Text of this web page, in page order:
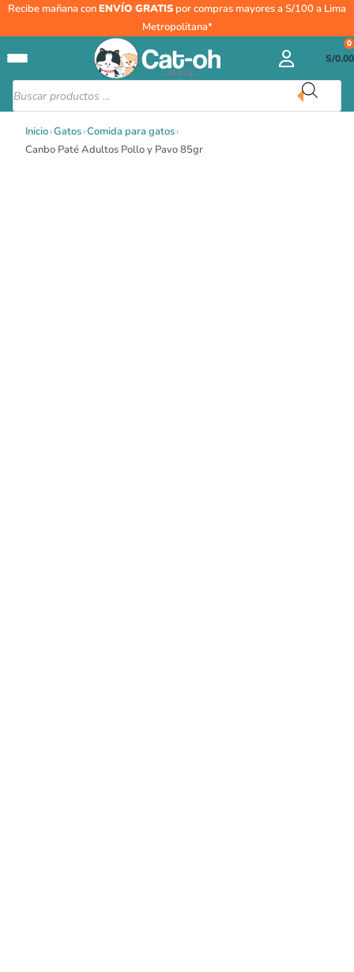
Recibe mañana conENVÍO GRATIS por compras mayores a S/100 a Lima
Metropolitana*
Búsqueda
de
productos
S/0.00
0
Inicio›Gatos›Comida para gatos›
Canbo Paté Adultos Pollo y Pavo 85gr
Canbo
Pollo
y
Pavo
cantidad